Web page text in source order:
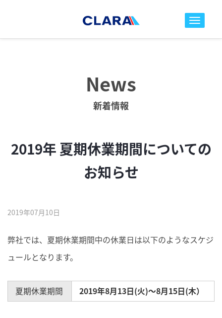
toggle
News
新着情報
2019年 夏期休業期間についての
お知らせ
2019年07月10日
弊社では、夏期休業期間中の休業日は以下のようなスケジ
ュールとなります。
夏期休業期間 2019年8月13日(火)～8月15日(木）